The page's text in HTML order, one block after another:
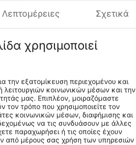
Λεπτομέρειες Σχετικά
χρησιμοποιεί
την εξατομίκευση περιεχομένου και
κοινωνικών μέσων και την
μας. Επιπλέον, μοιραζόμαστε
τον τρόπο που χρησιμοποιείτε τον
κοινωνικών μέσων, διαφήμισης και
να τις συνδυάσουν με άλλες
παραχωρήσει ή τις οποίες έχουν
από μέρους σας χρήση των υπηρεσιών